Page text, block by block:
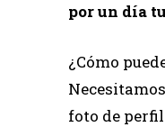
por un día
¿Cómo
foto de